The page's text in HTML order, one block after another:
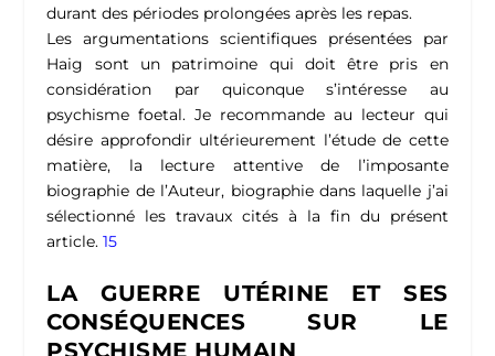
durant des périodes prolongées après les repas.
Les argumentations scientifiques présentées par
Haig sont un patrimoine qui doit être pris en
considération par quiconque s’intéresse au
psychisme foetal. Je recommande au lecteur qui
désire approfondir ultérieurement l’étude de cette
matière, la lecture attentive de l’imposante
biographie de l’Auteur, biographie dans laquelle j’ai
sélectionné les travaux cités à la fin du présent
article.15
LA GUERRE UTÉRINE ET SES
CONSÉQUENCES SUR LE